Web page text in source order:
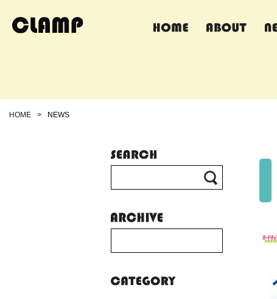
HOME > NEWS